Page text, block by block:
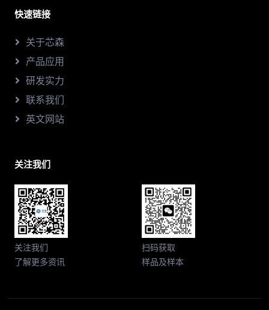
快速链接
关于芯森
产品应用
研发实力
联系我们
英文网站
关注我们
关注我们
了解更多资讯
扫码获取
样品及样本